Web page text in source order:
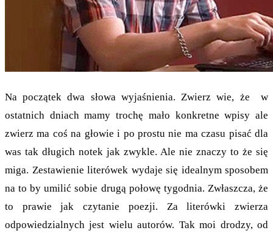
Na początek dwa słowa wyjaśnienia. Zwierz wie, że w
ostatnich dniach mamy trochę mało konkretne wpisy ale
zwierz ma coś na głowie i po prostu nie ma czasu pisać dla
was tak długich notek jak zwykle. Ale nie znaczy to że się
miga. Zestawienie literówek wydaje się idealnym sposobem
na to by umilić sobie drugą połowę tygodnia. Zwłaszcza, że
to prawie jak czytanie poezji. Za literówki zwierza
odpowiedzialnych jest wielu autorów. Tak moi drodzy, od